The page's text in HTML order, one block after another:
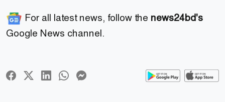
For all latest news, follow the news24bd's
Google News channel.